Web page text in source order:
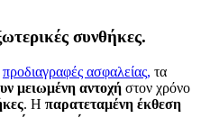
συνθήκες.
προδιαγραφές ασφαλείας, τα
μειωμένη αντοχή στον χρόνο
. Η παρατεταμένη έκθεση